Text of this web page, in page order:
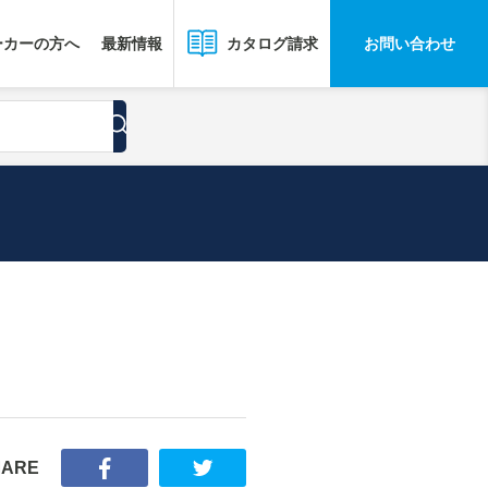
ーの方へ 最新情報 カタログ請求 お問い合わせ